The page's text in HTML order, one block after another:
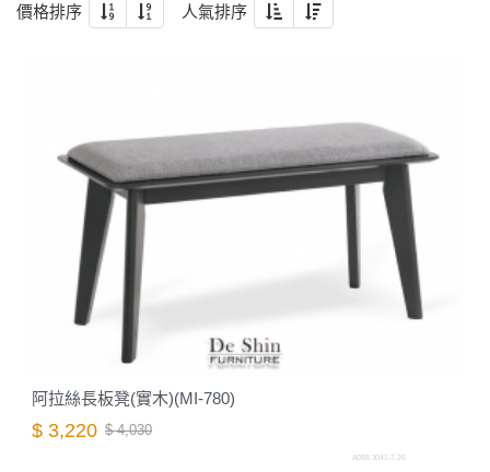
價格排序 人氣排序
阿拉絲長板凳(實木)(MI-780)
$ 3,220 $ 4,030
A088.3041-7.26